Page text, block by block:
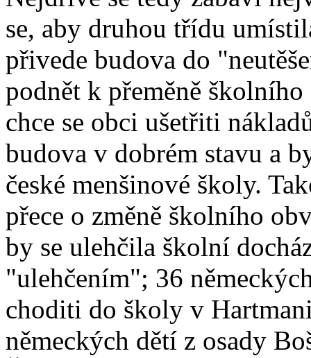
se, aby druhou třídu
přivede budova do
podnět k přeměně
chce se obci ušetřiti
budova v dobrém stavu a
české menšinové školy.
přece o změně školního
by se ulehčila školní
"ulehčením"; 36
choditi do školy v
německých dětí z osady